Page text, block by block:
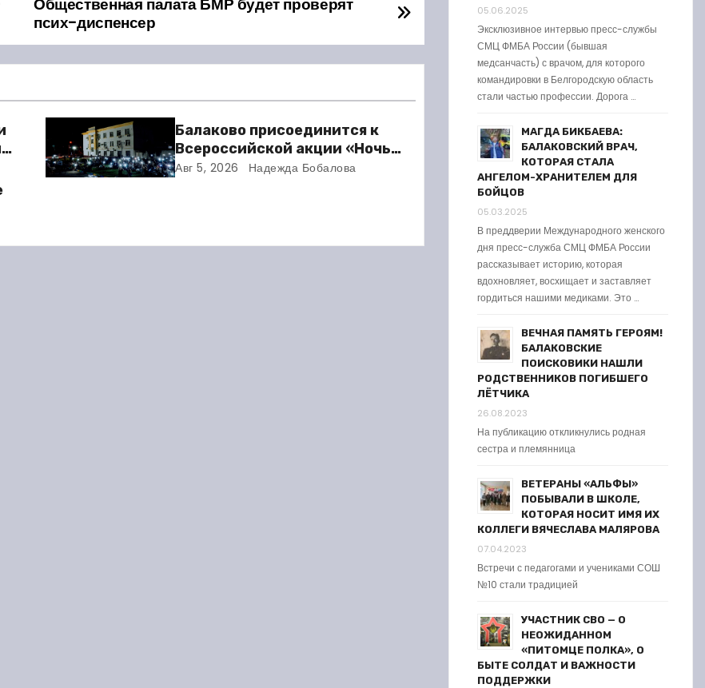
псих-диспенсер
Балаково присоединится к
Всероссийской акции «Ночь
кино»
Авг 5, 2026 Надежда Бобалова
05.06.2025
Эксклюзивное интервью пресс-службы
СМЦ ФМБА России (бывшая
медсанчасть) с врачом, для которого
командировки в Белгородскую область
стали частью профессии. Дорога …
МАГДА БИКБАЕВА:
БАЛАКОВСКИЙ ВРАЧ,
КОТОРАЯ СТАЛА
АНГЕЛОМ-ХРАНИТЕЛЕМ ДЛЯ
БОЙЦОВ
05.03.2025
В преддверии Международного женского
дня пресс-служба СМЦ ФМБА России
рассказывает историю, которая
вдохновляет, восхищает и заставляет
гордиться нашими медиками. Это …
ВЕЧНАЯ ПАМЯТЬ ГЕРОЯМ!
БАЛАКОВСКИЕ
ПОИСКОВИКИ НАШЛИ
РОДСТВЕННИКОВ ПОГИБШЕГО
ЛЁТЧИКА
26.08.2023
На публикацию откликнулись родная
сестра и племянница
ВЕТЕРАНЫ «АЛЬФЫ»
ПОБЫВАЛИ В ШКОЛЕ,
КОТОРАЯ НОСИТ ИМЯ ИХ
КОЛЛЕГИ ВЯЧЕСЛАВА МАЛЯРОВА
07.04.2023
Встречи с педагогами и учениками СОШ
№10 стали традицией
УЧАСТНИК СВО — О
НЕОЖИДАННОМ
«ПИТОМЦЕ ПОЛКА», О
БЫТЕ СОЛДАТ И ВАЖНОСТИ
ПОДДЕРЖКИ